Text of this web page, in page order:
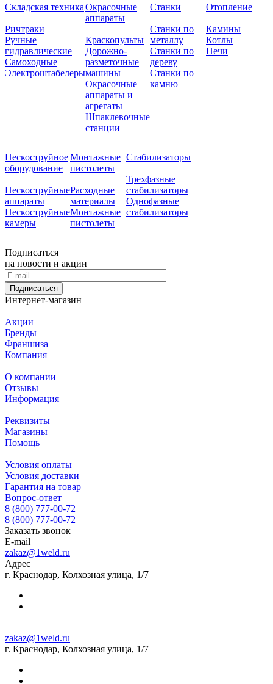
Складская техника
Ричтраки
Ручные
гидравлические
Самоходные
Электроштабелеры
Окрасочные
аппараты
Краскопульты
Дорожно-
разметочные
машины
Окрасочные
аппараты и
агрегаты
Шпаклевочные
станции
Станки
Станки по
металлу
Станки по
дереву
Станки по
камню
Отопление
Камины
Котлы
Печи
Пескоструйное
оборудование
Пескоструйные
аппараты
Пескоструйные
камеры
Монтажные
пистолеты
Расходные
материалы
Монтажные
пистолеты
Стабилизаторы
Трехфазные
стабилизаторы
Однофазные
стабилизаторы
Подписаться
на новости и акции
Подписаться
Интернет-магазин
Акции
Бренды
Франшиза
Компания
О компании
Отзывы
Информация
Реквизиты
Магазины
Помощь
Условия оплаты
Условия доставки
Гарантия на товар
Вопрос-ответ
8 (800) 777-00-72
8 (800) 777-00-72
Заказать звонок
E-mail
zakaz@1weld.ru
Адрес
г. Краснодар, Колхозная улица, 1/7
zakaz@1weld.ru
г. Краснодар, Колхозная улица, 1/7